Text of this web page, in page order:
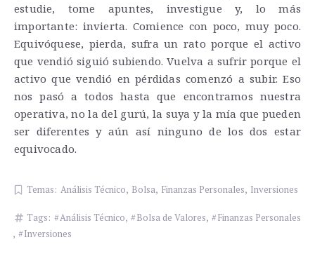
estudie, tome apuntes, investigue y, lo más
importante: invierta. Comience con poco, muy poco.
Equivóquese, pierda, sufra un rato porque el activo
que vendió siguió subiendo. Vuelva a sufrir porque el
activo que vendió en pérdidas comenzó a subir. Eso
nos pasó a todos hasta que encontramos nuestra
operativa, no la del gurú, la suya y la mía que pueden
ser diferentes y aún así ninguno de los dos estar
equivocado.
Temas: Análisis Técnico, Bolsa, Finanzas Personales, Inversiones
Tags: Análisis Técnico, Bolsa de Valores,
Finanzas Personales
,
Inversiones